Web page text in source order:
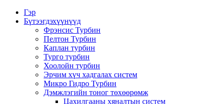
Гэр
Бүтээгдэхүүнүүд
Фрэнсис Турбин
Пелтон Турбин
Каплан турбин
Турго турбин
Хоолойн турбин
Эрчим хүч хадгалах систем
Микро Гидро Турбин
Дэмжлэгийн тоног төхөөрөмж
Цахилгааны хяналтын систем